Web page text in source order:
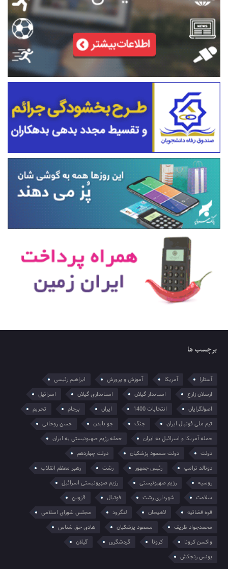
برچسب ها
آستارا آمریکا آموزش و پرورش
ابراهیم رئیسی
ارسلان زارع
استاندار گیلان استانداری گیلان
اسرائیل
اصولگرایان
انتخابات 1400 ایران برجام
تحریم
تیم ملی فوتبال ایران
جنگ جو بایدن
حسن روحانی
حمله آمریکا و اسرائیل به ایران
حمله رژیم صهیونیستی به ایران
دولت
دولت مسعود پزشکیان
دولت چهاردهم
دونالد ترامپ
رئیس جمهور رشت
رهبر معظم انقلاب
روسیه
رژیم صهیونیستی
رژیم صهیونیستی اسرائیل
سلامت
شهرداری رشت فوتبال
قزوین
قوه قضائیه
لاهیجان لنگرود
مجلس شورای اسلامی
محمدجواد ظریف
مسعود پزشکیان
هادی حق شناس
واکسن کرونا
کرونا گردشگری
گیلان
یونس رنجکش